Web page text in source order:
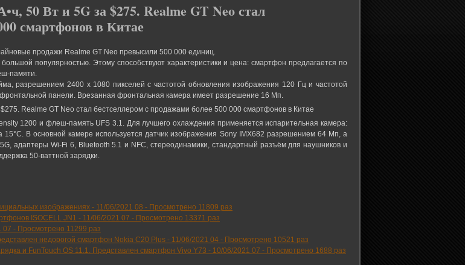
50 Вт и 5G за $275. Realme GT Neo стал
смартфонов в Китае
продажи Realme GT Neo превысили 500 000 единиц.
популярностью. Этому способствуют характеристики и цена: смартфон предлагается по
памяти.
разрешением 2400 х 1080 пикселей с частотой обновления изображения 120 Гц и частотой
панели. Врезанная фронтальная камера имеет разрешение 16 Мп.
1200 и флеш-память UFS 3.1. Для лучшего охлаждения применяется испарительная камера:
15°С. В основной камере используется датчик изображения Sony IMX682 разрешением 64 Мп, а
адаптеры Wi-Fi 6, Bluetooth 5.1 и NFC, стереодинамики, стандартный разъём для наушников и
50-ваттной зарядки.
изображениях - 11/06/2021 08 - Просмотрено 11809 раз
ISOCELL JN1 - 11/06/2021 07 - Просмотрено 13371 раз
07 - Просмотрено 11299 раз
недорогой смартфон Nokia C20 Plus - 11/06/2021 04 - Просмотрено 10521 раз
и FunTouch OS 11.1. Представлен смартфон Vivo Y73 - 10/06/2021 07 - Просмотрено 1688 раз